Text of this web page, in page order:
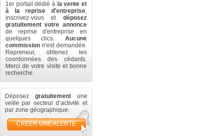
1er portail dédié à la vente et
à la reprise d'entreprise,
inscrivez-vous et déposez
gratuitement votre annonce
de reprise d'entreprise en
quelques clics. Aucune
commission n'est demandée.
Repreneur, obtenez les
coordonnées des cédants.
Merci de votre visite et bonne
recherche.
Déposez gratuitement une
veille par secteur d’activité et
par zone géographique.
CRÉER UNE ALERTE